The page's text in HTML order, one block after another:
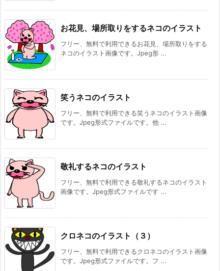
お花見、場所取りをするネコのイラスト
フリー、無料で利用できるお花見、場所取りをする
ネコのイラスト画像です。Jpeg形 ...
笑うネコのイラスト
フリー、無料で利用できる笑うネコのイラスト画像
です。Jpeg形式ファイルです。他 ...
敬礼するネコのイラスト
フリー、無料で利用できる敬礼するネコのイラスト
画像です。Jpeg形式ファイルです ...
クロネコのイラスト（３）
フリー、無料で利用できるクロネコのイラスト画像
です。Jpeg形式ファイルです。フ ...